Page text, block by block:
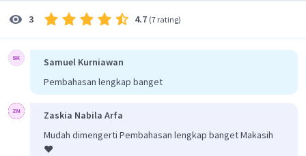
3 4.7 (7 rating)
Samuel Kurniawan
Pembahasan lengkap banget
Zaskia Nabila Arfa
Mudah dimengerti Pembahasan lengkap banget Makasih
❤️